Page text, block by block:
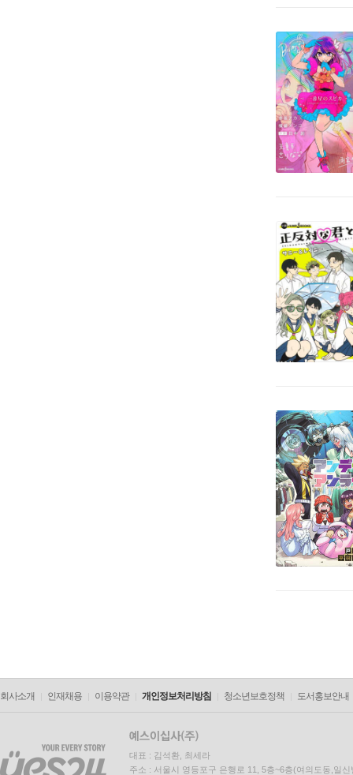
회사소개 인재채용 이용약관 개인정보처리방침 청소년보호정책 도서홍보안내
대표 : 김석환, 최세라
주소 : 서울시 영등포구 은행로 11, 5층~6층(여의도동,일신